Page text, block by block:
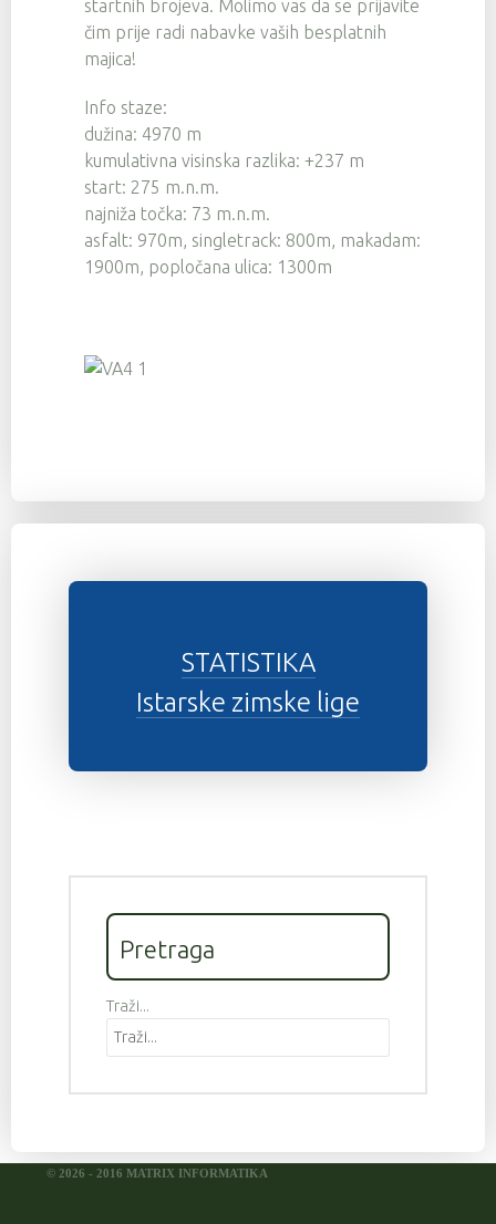
startnih brojeva. Molimo vas da se prijavite
čim prije radi nabavke vaših besplatnih
majica!
Info staze:
dužina: 4970 m
kumulativna visinska razlika: +237 m
start: 275 m.n.m.
najniža točka: 73 m.n.m.
asfalt: 970m, singletrack: 800m, makadam:
1900m, popločana ulica: 1300m
STATISTIKA
Istarske zimske lige
Pretraga
Traži...
© 2026 - 2016 MATRIX INFORMATIKA